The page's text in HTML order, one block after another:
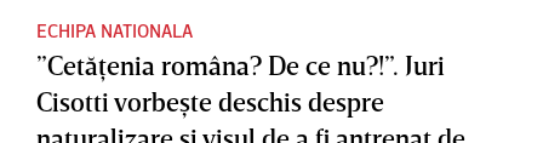
ECHIPA NATIONALA
”Cetăţenia româna? De ce nu?!”. Juri
Cisotti vorbeşte deschis despre